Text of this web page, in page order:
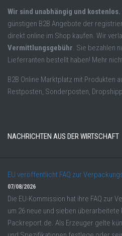
Wir sind unabhängig und kostenlos.
günstigen B2B Angebote der
direkt online im Shop kaufen. Wir
Vermittlungsgebühr. Sie bezahlen
Lieferranten bestellt haben! Mehr
B2B Online Marktplatz mit Produkten
Restposten, Sonderposten,
NACHRICHTEN AUS DER WIRTSCHAFT
EU veröffentlicht FAQ zur
07/08/2026
Die EU-Kommission hat ihre FAQ zur
um 26 neue und sieben
Packreport.de. Als Erzeuger gelte